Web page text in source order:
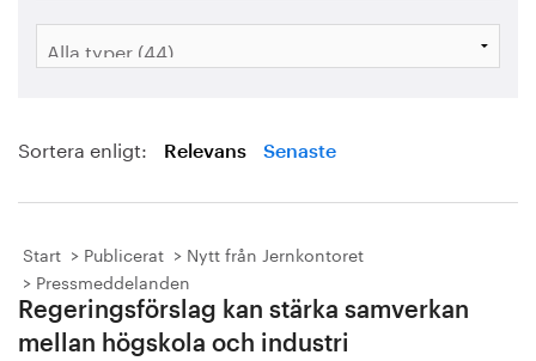
Bildbank
Sortera enligt: Relevans Senaste
Start Publicerat
Nytt från Jernkontoret
Pressmeddelanden
Regeringsförslag kan stärka samverkan
mellan högskola och industri